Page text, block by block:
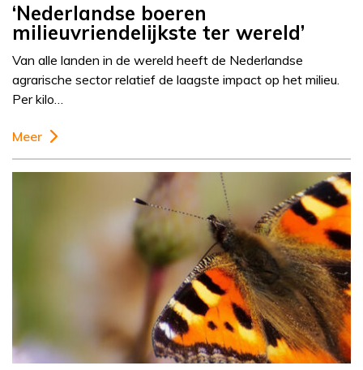
‘Nederlandse boeren
milieuvriendelijkste ter wereld’
Van alle landen in de wereld heeft de Nederlandse
agrarische sector relatief de laagste impact op het milieu.
Per kilo…
Meer